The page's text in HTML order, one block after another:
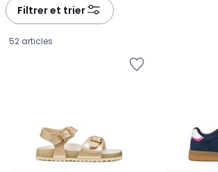
Filtrer et trier
52 articles